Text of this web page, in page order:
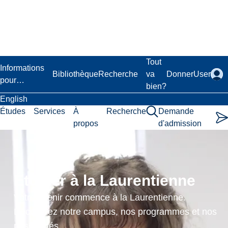
Informations
pour…
BibliothèqueRecherche
Tout
va
bien?
DonnerUser
English
Études
Services
À
propos
Recherche
Demande
d'admission
Étudier à la Laurentienne
Votre avenir commence à la Laurentienne.
Découvrez notre campus, nos programmes et nos
possibilités.
(Squash,
Advanced